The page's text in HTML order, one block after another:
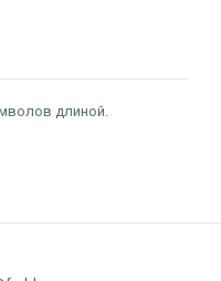
длиной.